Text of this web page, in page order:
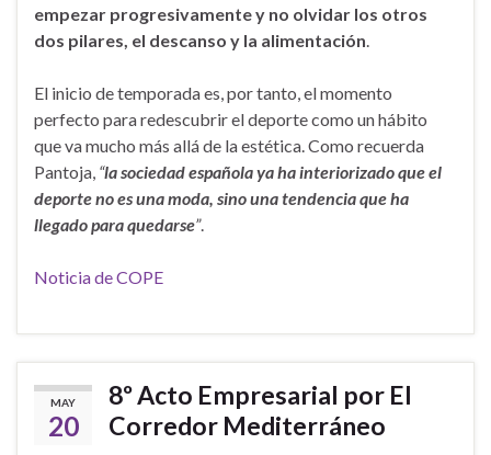
empezar progresivamente y no olvidar los otros
dos pilares, el descanso y la alimentación.
El inicio de temporada es, por tanto, el momento
perfecto para redescubrir el deporte como un hábito
que va mucho más allá de la estética. Como recuerda
Pantoja, “la sociedad española ya ha interiorizado que el
deporte no es una moda, sino una tendencia que ha
llegado para quedarse”.
Noticia de COPE
MAY
20
8º Acto Empresarial por El
Corredor Mediterráneo